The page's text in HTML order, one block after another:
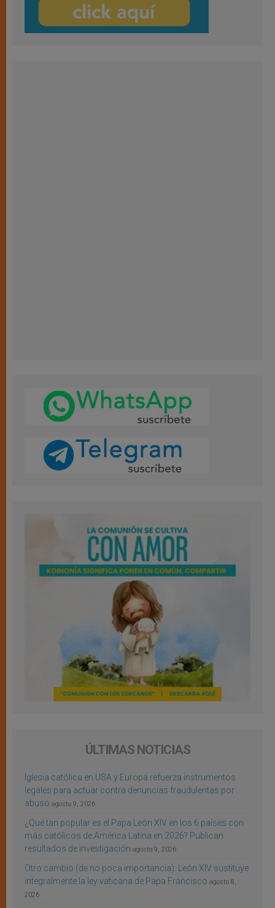
ÚLTIMAS NOTICIAS
Iglesia católica en USA y Europa refuerza instrumentos
legales para actuar contra denuncias fraudulentas por
abuso agosto 9, 2026
¿Qué tan popular es el Papa León XIV en los 6 países con
más católicos de América Latina en 2026? Publican
resultados de investigación agosto 9, 2026
Otro cambio (de no poca importancia): León XIV sustituye
integralmente la ley vaticana de Papa Francisco agosto 8,
2026